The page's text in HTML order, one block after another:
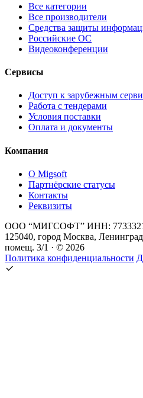
Все категории
Все производители
Средства защиты
Российские ОС
Видеоконференции
Сервисы
Доступ к зарубежным
Работа с тендерами
Условия поставки
Оплата и документы
Компания
О Migsoft
Партнёрские статусы
Контакты
Реквизиты
ООО “МИГСОФТ” ИНН:
125040, город Москва,
помещ. 3/1 · © 2026
Политика конфиденциальности